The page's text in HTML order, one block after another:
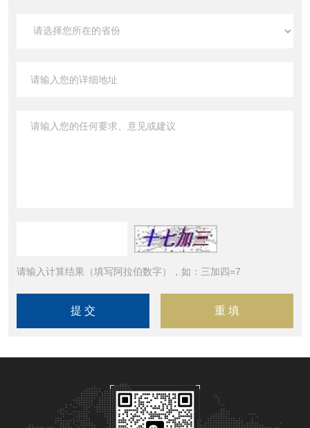
请输入计算结果（填写阿拉伯数字），如：三加四=7